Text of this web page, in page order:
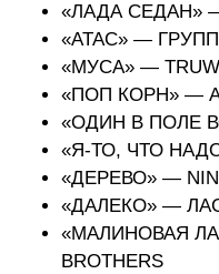
«ЛАДА СЕДАН»
«АТАС» —
«МУСА» —
«ПОП КОРН» —
«ОДИН В ПОЛЕ
«Я-ТО, ЧТО
«ДЕРЕВО» —
«ДАЛЕКО» —
«МАЛИНОВАЯ
BROTHERS